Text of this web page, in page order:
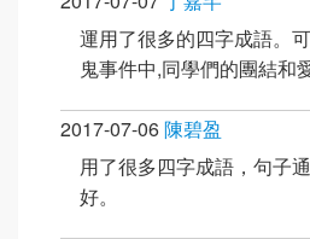
運用了很多的四字成語。
鬼事件中,同學們的團結和
2017-07-06陳碧盈
用了很多四字成語，句子
好。